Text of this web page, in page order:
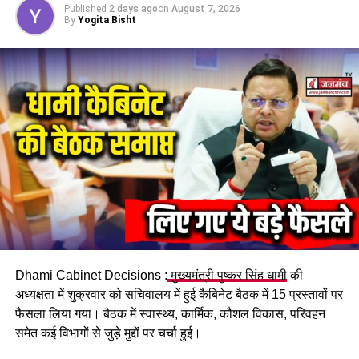
नरेंद्र नगर में हड़कंप: चंद्रभागा नदी में मिला अमीन का शव, पुलिस ने
जताई हत्या की आशंका….
Published 2 days agoon August 7, 2026
By Yogita Bisht
Dhami Cabinet Decisions :मुख्यमंत्री पुष्कर सिंह धामीकी
अध्यक्षता में शुक्रवार को सचिवालय में हुई कैबिनेट बैठक में 15 प्रस्तावों पर
फैसला लिया गया। बैठक में स्वास्थ्य, कार्मिक, कौशल विकास, परिवहन
समेत कई विभागों से जुड़े मुद्दों पर चर्चा हुई।